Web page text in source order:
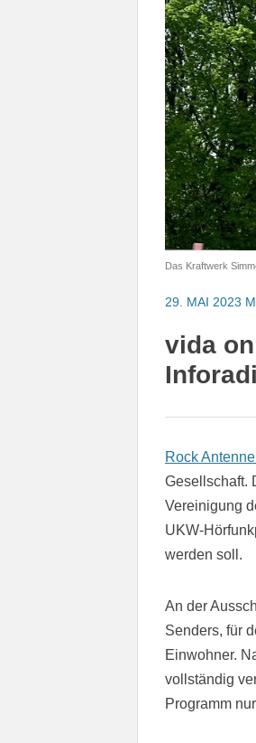
Das Kraftwerk
29. MAI 2023
vida
Rock
Gesellschaft.
Vereinigung
UKW-
werden soll.
An der
Senders, für
Einwohner.
vollständig
Programm